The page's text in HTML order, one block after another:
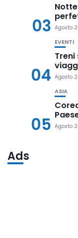
03 Agosto
04
EVENTI
Treni
Agosto
05
ASIA
Agosto
Ads